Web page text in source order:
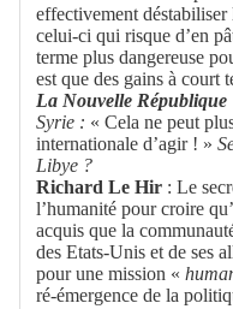
effectivement déstabiliser
celui-ci qui risque d’en
terme plus dangereuse
est que des gains à court
La Nouvelle République
Syrie : « Cela ne peut
internationale d’agir ! »
Libye ?
Richard Le Hir : Le
l’humanité pour croire
acquis que la
des Etats-Unis et de ses
pour une mission «
ré-émergence de la